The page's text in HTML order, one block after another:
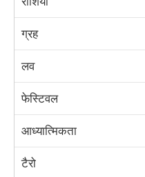
ग्रह
लव
फेस्टिवल
आध्यात्मिकता
टैरो